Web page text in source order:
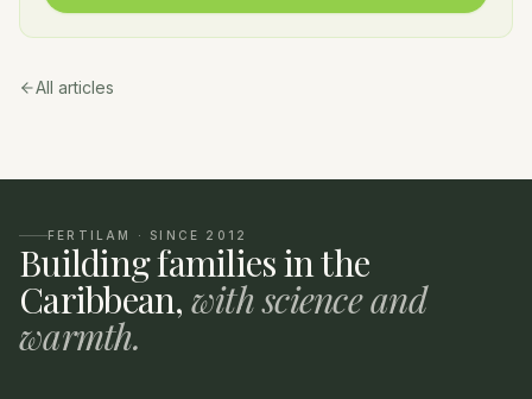
All articles
FERTILAM · SINCE 2012
Building families in the
Caribbean, with science and
warmth.